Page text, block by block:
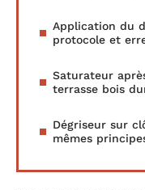
Application du
protocole et
Saturateur
terrasse bois
Dégriseur sur
mêmes